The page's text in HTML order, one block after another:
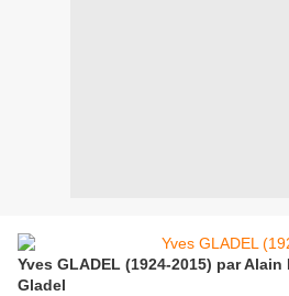
Yves GLADEL (1924-2015) par
Gladel